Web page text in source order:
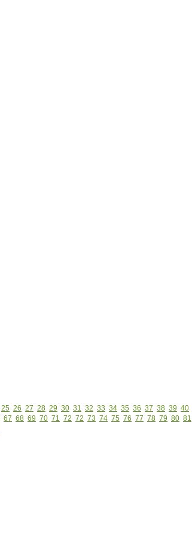
25 26 27 28 29 30 31 32 33 34 35 36 37 38 39 40
67 68 69 70 71 72 72 73 74 75 76 77 78 79 80 81